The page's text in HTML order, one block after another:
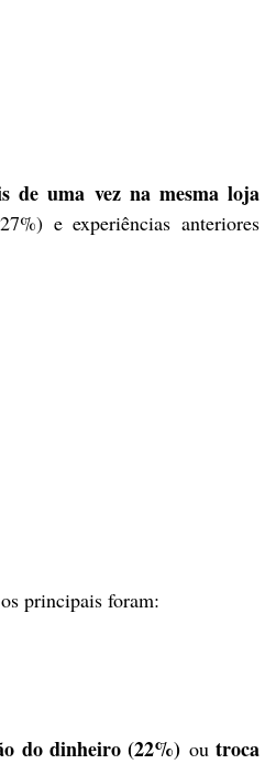
de uma vez na mesma loja
e experiências anteriores
principais foram:
do dinheiro (22%) ou troca